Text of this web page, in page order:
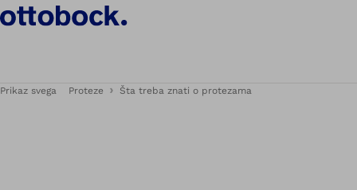
Prikaz svega Proteze Šta treba znati o protezama